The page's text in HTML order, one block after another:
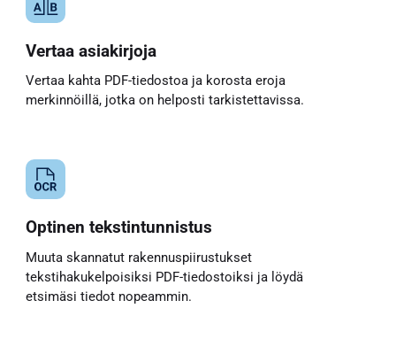
Vertaa asiakirjoja
Vertaa kahta PDF-tiedostoa ja korosta eroja
merkinnöillä, jotka on helposti tarkistettavissa.
Optinen tekstintunnistus
Muuta skannatut rakennuspiirustukset
tekstihakukelpoisiksi PDF-tiedostoiksi ja löydä
etsimäsi tiedot nopeammin.